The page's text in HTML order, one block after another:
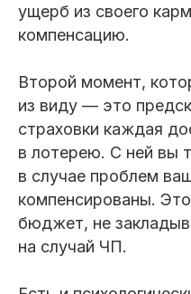
ущерб из своего
компенсацию.
Второй момент,
из виду — это
страховки каждая
в лотерею. С ней вы
в случае проблем
компенсированы.
бюджет, не
на случай ЧП.